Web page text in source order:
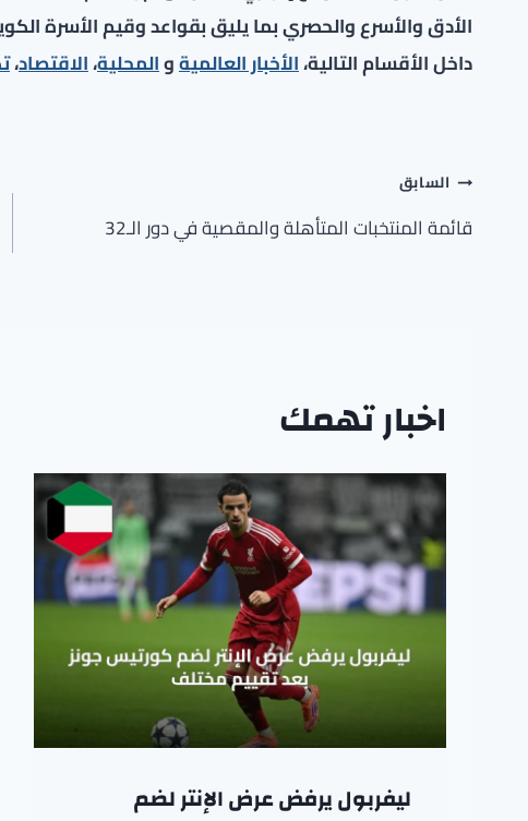
الأدق والأسرع والحصري بما يليق بقواعد وقيم الأسرة
داخل الأقسام التالية،الأخبار العالميةوالمحلية،الاقتصاد،
تصفّح
المقالات
السابق
قائمة المنتخبات المتأهلة والمقصية في دور الـ32
اخبار تهمك
ليفربول يرفض عرض الإنتر لضم